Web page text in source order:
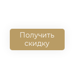
Получить
скидку